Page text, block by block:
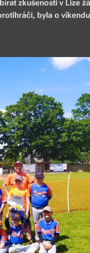
zkušenosti v Lize
byla o